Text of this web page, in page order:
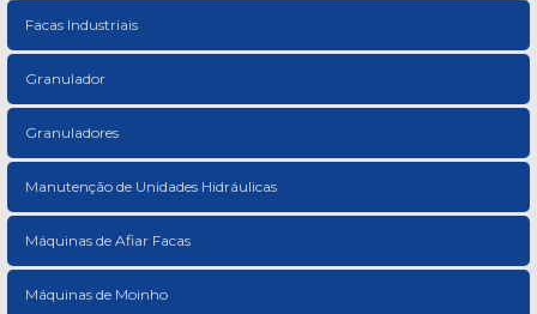
Facas Industriais
Granulador
Granuladores
Manutenção de Unidades Hidráulicas
Máquinas de Afiar Facas
Máquinas de Moinho